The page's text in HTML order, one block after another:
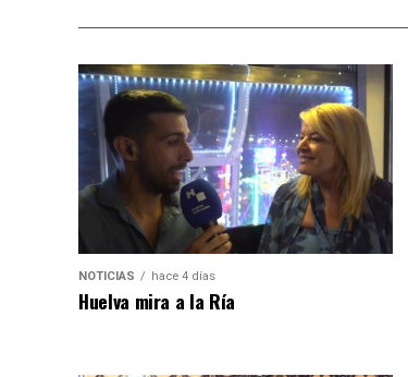
NOTICIAS hace 4 días
Huelva mira a la Ría